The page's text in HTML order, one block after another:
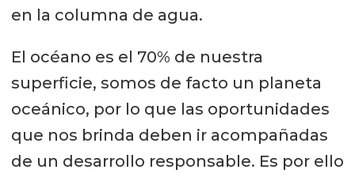
en la columna de agua.
El océano es el 70% de nuestra
superficie, somos de facto un planeta
oceánico, por lo que las oportunidades
que nos brinda deben ir acompañadas
de un desarrollo responsable. Es por ello